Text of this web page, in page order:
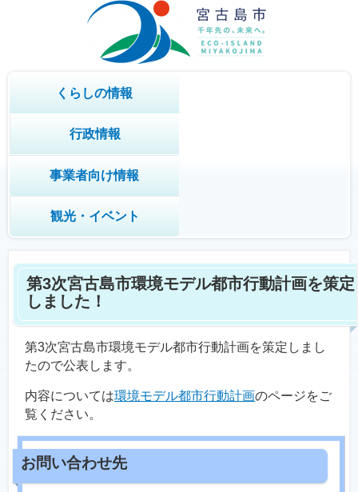
くらしの情報
行政情報
事業者向け情報
観光・イベント
第3次宮古島市環境モデル都市行動計画を策定
しました！
第3次宮古島市環境モデル都市行動計画を策定しまし
たので公表します。
内容については環境モデル都市行動計画のページをご
覧ください。